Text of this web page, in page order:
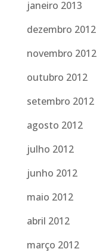
janeiro 2013
dezembro 2012
novembro 2012
outubro 2012
setembro 2012
agosto 2012
julho 2012
junho 2012
maio 2012
abril 2012
março 2012